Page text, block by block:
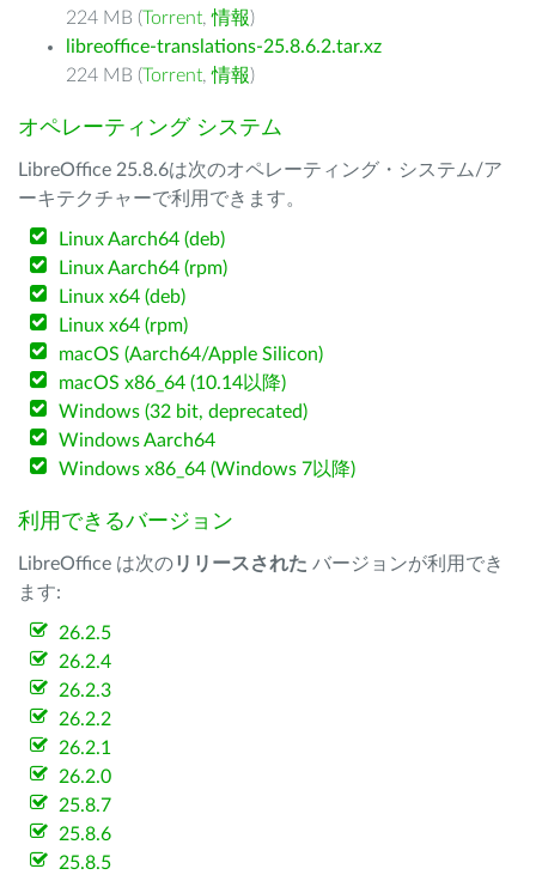
224 MB (Torrent,情報)
libreoffice-translations-25.8.6.2.tar.xz
224 MB (Torrent,情報)
オペレーティング システム
LibreOffice 25.8.6は次のオペレーティング・システム/ア
ーキテクチャーで利用できます。
Linux Aarch64 (deb)
Linux Aarch64 (rpm)
Linux x64 (deb)
Linux x64 (rpm)
macOS (Aarch64/Apple Silicon)
macOS x86_64 (10.14以降)
Windows (32 bit, deprecated)
Windows Aarch64
Windows x86_64 (Windows 7以降)
利用できるバージョン
LibreOffice は次のリリースされた バージョンが利用でき
ます:
26.2.5
26.2.4
26.2.3
26.2.2
26.2.1
26.2.0
25.8.7
25.8.6
25.8.5